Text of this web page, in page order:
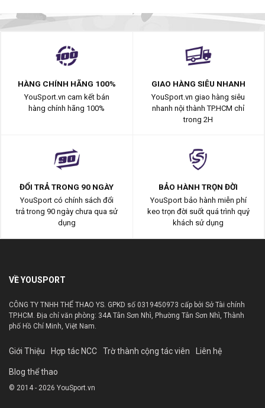
HÀNG CHÍNH HÃNG 100%
YouSport.vn cam kết bán
hàng chính hãng 100%
GIAO HÀNG SIÊU NHANH
YouSport.vn giao hàng siêu
nhanh nội thành TP.HCM chỉ
trong 2H
ĐỔI TRẢ TRONG 90 NGÀY
YouSport có chính sách đổi
trả trong 90 ngày chưa qua sử
dụng
BẢO HÀNH TRỌN ĐỜI
YouSport bảo hành miễn phí
keo trọn đời suốt quá trình quý
khách sử dụng
VỀ YOUSPORT
CÔNG TY TNHH THỂ THAO YS. GPKD số 0319450973 cấp bởi Sở Tài chính
TP.HCM. Địa chỉ văn phòng: 34A Tân Sơn Nhì, Phường Tân Sơn Nhì, Thành
phố Hồ Chí Minh, Việt Nam.
Giới Thiệu Hợp tác NCC Trờ thành cộng tác viên Liên hệ
Blog thể thao
© 2014 - 2026 YouSport.vn